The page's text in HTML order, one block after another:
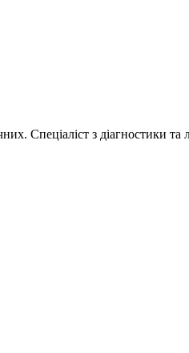
Спеціаліст з діагностики